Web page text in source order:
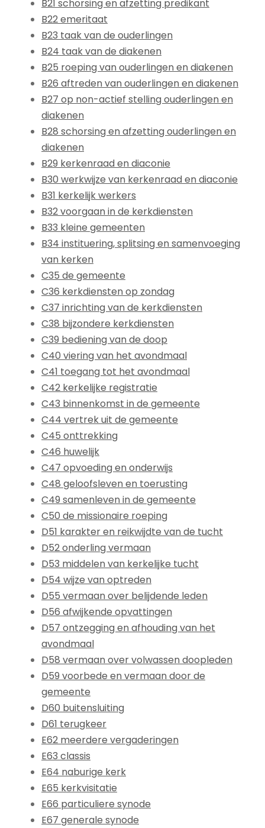
B21 schorsing en afzetting predikant
B22 emeritaat
B23 taak van de ouderlingen
B24 taak van de diakenen
B25 roeping van ouderlingen en diakenen
B26 aftreden van ouderlingen en diakenen
B27 op non-actief stelling ouderlingen en
diakenen
B28 schorsing en afzetting ouderlingen en
diakenen
B29 kerkenraad en diaconie
B30 werkwijze van kerkenraad en diaconie
B31 kerkelijk werkers
B32 voorgaan in de kerkdiensten
B33 kleine gemeenten
B34 instituering, splitsing en samenvoeging
van kerken
C35 de gemeente
C36 kerkdiensten op zondag
C37 inrichting van de kerkdiensten
C38 bijzondere kerkdiensten
C39 bediening van de doop
C40 viering van het avondmaal
C41 toegang tot het avondmaal
C42 kerkelijke registratie
C43 binnenkomst in de gemeente
C44 vertrek uit de gemeente
C45 onttrekking
C46 huwelijk
C47 opvoeding en onderwijs
C48 geloofsleven en toerusting
C49 samenleven in de gemeente
C50 de missionaire roeping
D51 karakter en reikwijdte van de tucht
D52 onderling vermaan
D53 middelen van kerkelijke tucht
D54 wijze van optreden
D55 vermaan over belijdende leden
D56 afwijkende opvattingen
D57 ontzegging en afhouding van het
avondmaal
D58 vermaan over volwassen doopleden
D59 voorbede en vermaan door de
gemeente
D60 buitensluiting
D61 terugkeer
E62 meerdere vergaderingen
E63 classis
E64 naburige kerk
E65 kerkvisitatie
E66 particuliere synode
E67 generale synode